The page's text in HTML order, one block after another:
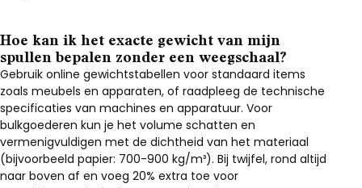
Hoe kan ik het exacte gewicht van mijn
spullen bepalen zonder een weegschaal?
Gebruik online gewichtstabellen voor standaard items
zoals meubels en apparaten, of raadpleeg de technische
specificaties van machines en apparatuur. Voor
bulkgoederen kun je het volume schatten en
vermenigvuldigen met de dichtheid van het materiaal
(bijvoorbeeld papier: 700-900 kg/m³). Bij twijfel, rond altijd
naar boven af en voeg 20% extra toe voor